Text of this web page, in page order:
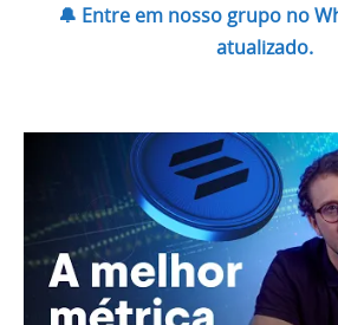
🔔 Entre em nosso grupo no
atualizado.